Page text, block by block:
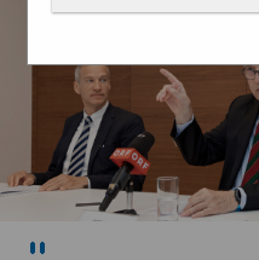
Stoppen